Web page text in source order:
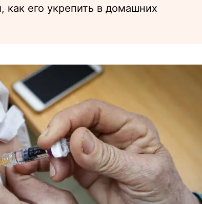
как его укрепить в домашних